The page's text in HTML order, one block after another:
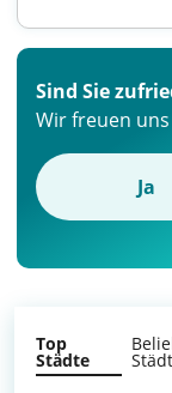
Sind Sie
Wir freuen
Ja
Top
Städte